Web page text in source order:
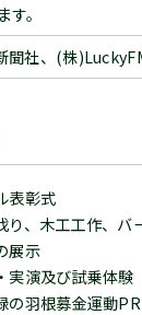
。
聞社、(株
表彰式
、木工工作、バ
展示
実演及び試乗体験
の羽根募金運動PR